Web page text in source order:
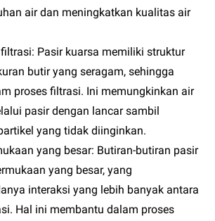
air dan meningkatkan kualitas air
Pasir kuarsa memiliki struktur
butir yang seragam, sehingga
proses filtrasi. Ini memungkinkan air
pasir dengan lancar sambil
yang tidak diinginkan.
yang besar: Butiran-butiran pasir
yang besar, yang
interaksi yang lebih banyak antara
Hal ini membantu dalam proses